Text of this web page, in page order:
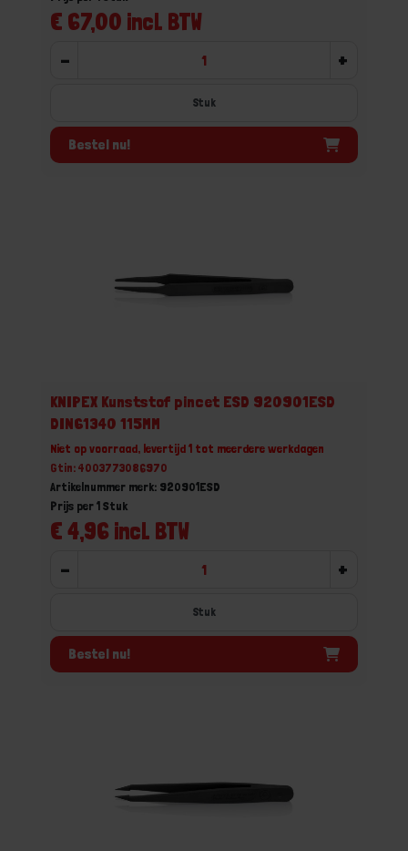
€ 67,00 incl. BTW
- +
Stuk
Bestel nu!
KNIPEX Kunststof pincet ESD 920901ESD
DIN61340 115MM
Niet op voorraad, levertijd 1 tot meerdere werkdagen
Gtin: 4003773086970
Artikelnummer merk: 920901ESD
€ 4,96 incl. BTW
Prijs per 1 Stuk
- +
Stuk
Bestel nu!